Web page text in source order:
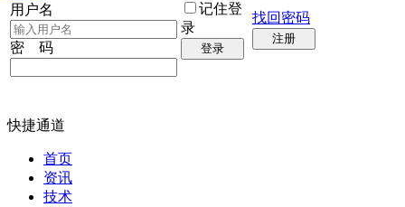
用户名
密 码
记住登
录
登录
找回密码
注册
快捷通道
首页
资讯
技术